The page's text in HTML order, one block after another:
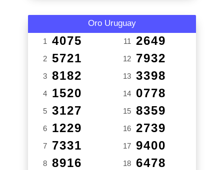
Oro Uruguay
1 4075
2 5721
3 8182
4 1520
5 3127
6 1229
7 7331
8 8916
11 2649
12 7932
13 3398
14 0778
15 8359
16 2739
17 9400
18 6478